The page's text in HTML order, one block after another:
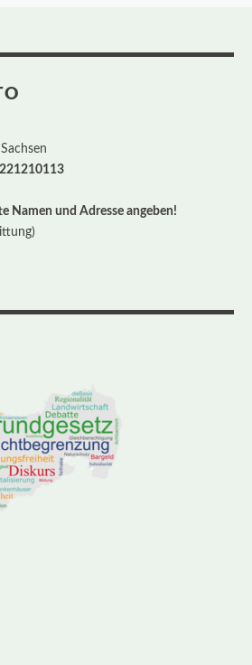
Namen und Adresse angeben!